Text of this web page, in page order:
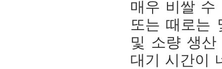
매우 비쌀 수
또는 때로는
및 소량 생
대기 시간이